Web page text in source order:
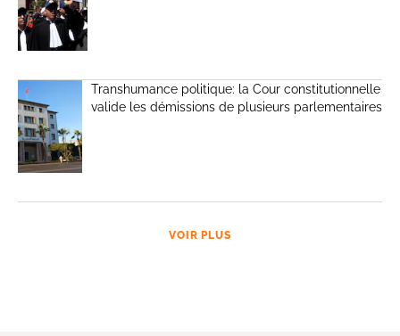
Transhumance politique: la Cour constitutionnelle
valide les démissions de plusieurs parlementaires
VOIR PLUS